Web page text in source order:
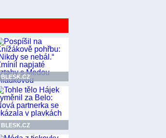
BLESK.CZ
BLESK.CZ